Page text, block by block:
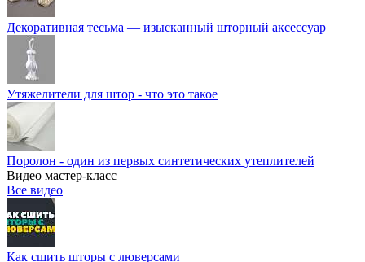
Декоративная тесьма — изысканный шторный аксессуар
Утяжелители для штор - что это такое
Поролон - один из первых синтетических утеплителей
Видео мастер-класс
Все видео
Как сшить шторы с люверсами